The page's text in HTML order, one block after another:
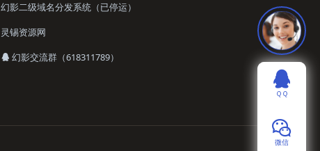
幻影二级域名分发系统（已停运）
灵锡资源网
幻影交流群（618311789）
ＱＱ
微信